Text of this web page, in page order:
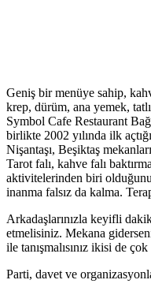
Geniş bir menüye sahip,
krep, dürüm, ana yemek,
Symbol Cafe Restaurant
birlikte 2002 yılında ilk
Nişantaşı, Beşiktaş
Tarot falı, kahve falı
aktivitelerinden biri
inanma falsız da kalma.
Arkadaşlarınızla keyifli
etmelisiniz. Mekana
ile tanışmalısınız ikisi de
Parti, davet ve